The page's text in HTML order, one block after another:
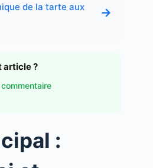
de la tarte aux
→
article ?
: